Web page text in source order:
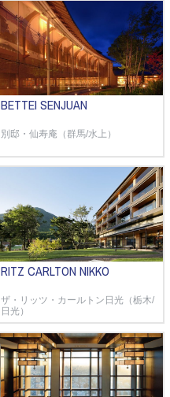
BETTEI SENJUAN
別邸・仙寿庵（群馬/水上）
RITZ CARLTON NIKKO
ザ・リッツ・カールトン日光（栃木/
日光）